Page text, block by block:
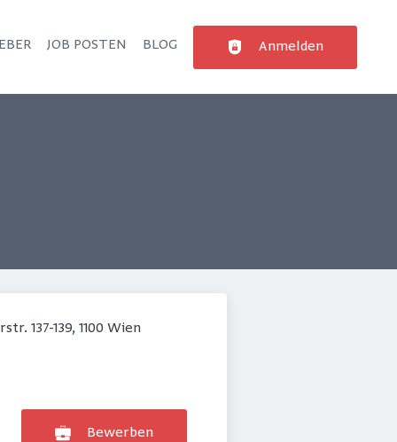
JOB POSTEN BLOG Anmelden
137-139, 1100 Wien
Bewerben